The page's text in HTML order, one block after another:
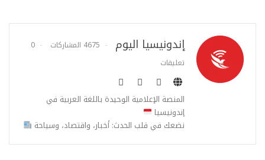
إندونيسيا اليوم 4675 المشاركات
0
تعليقات
المنصة الإعلامية الوحيدة باللغة العربية في
إندونيسيا
نضعك في قلب الحدث: أخبار، واقتصاد، وسياحة